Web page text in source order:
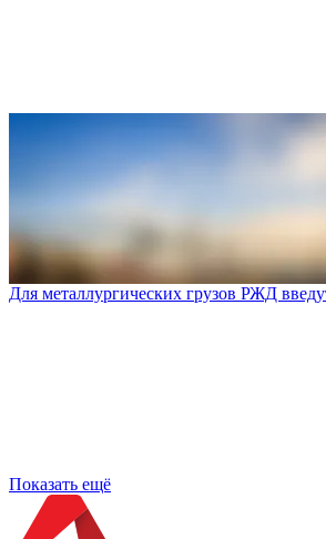
Для металлургических грузов РЖД
Показать ещё